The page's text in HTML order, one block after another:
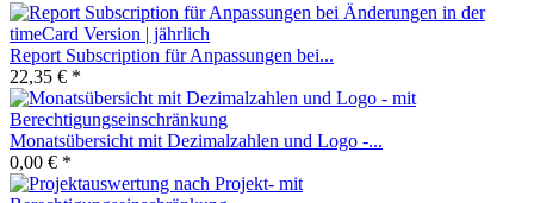
Report Subscription für Anpassungen bei...
22,35 € *
Monatsübersicht mit Dezimalzahlen und Logo -...
0,00 € *